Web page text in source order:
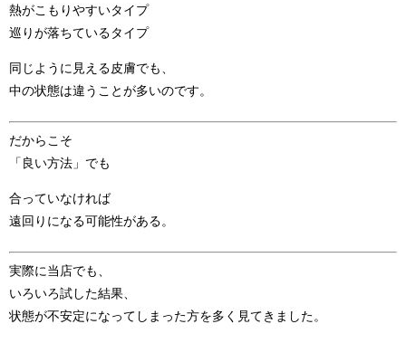
熱がこもりやすいタイプ
巡りが落ちているタイプ
同じように見える皮膚でも、
中の状態は違うことが多いのです。
だからこそ
「良い方法」でも
合っていなければ
遠回りになる可能性がある。
実際に当店でも、
いろいろ試した結果、
状態が不安定になってしまった方を多く見てきました。